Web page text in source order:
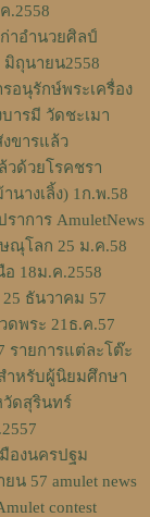
.2558
าอำนวยศิลป์
มิถุนายน2558
อนุรักษ์พระเครื่อง
ารมี วัดชะเมา
ขารแล้ว
วด้วยโรคชรา
างเลิ้ง) 1ก.พ.58
าการ AmuletNews
ณุโลก 25 ม.ค.58
18ม.ค.2558
ธันวาคม 57
ดพระ 21ธ.ค.57
รายการแต่ละโต๊ะ
ำหรับผู้นิยมศึกษา
วัดสุรินทร์
องนครปฐม
น 57 amulet news
contest